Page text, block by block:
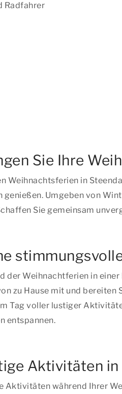
Radfahrer
Sie Ihre
Weihnachtsferien in
genießen. Umgeben von
Sie gemeinsam
der Weihnachtferien in
zu Hause mit und bereiten
Tag voller lustiger
entspannen.
Aktivitäten
Aktivitäten während Ihrer